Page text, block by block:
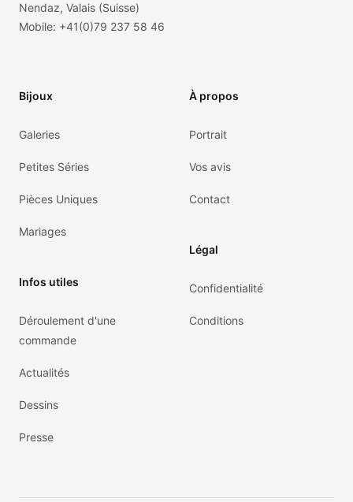
Nendaz, Valais (Suisse)
Mobile: +41(0)79 237 58 46
Bijoux
Galeries
Petites Séries
Pièces Uniques
Mariages
Infos utiles
Déroulement d'une
commande
Actualités
Dessins
Presse
À propos
Portrait
Vos avis
Contact
Légal
Confidentialité
Conditions